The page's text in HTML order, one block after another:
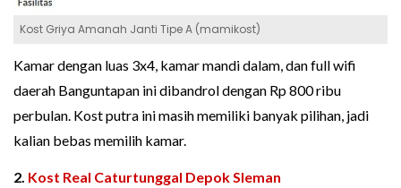
Kost Griya Amanah Janti Tipe A (mamikost)
Kamar dengan luas 3x4, kamar mandi dalam, dan full wifi
daerah Banguntapan ini dibandrol dengan Rp 800 ribu
perbulan. Kost putra ini masih memiliki banyak pilihan, jadi
kalian bebas memilih kamar.
2. Kost Real Caturtunggal Depok Sleman